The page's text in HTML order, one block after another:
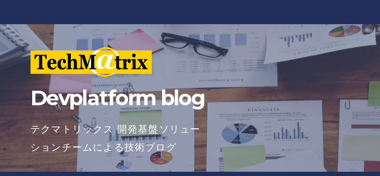
to
content
Devplatform blog
テクマトリックス 開発基盤ソリュー
ションチームによる技術ブログ